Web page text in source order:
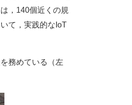
， 140個近くの規
て，実践的な IoT
務めている（左